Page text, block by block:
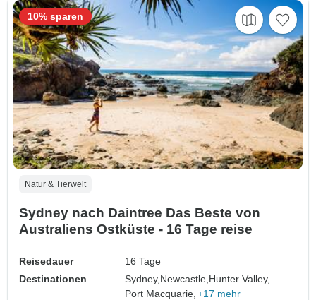
Natur & Tierwelt
Sydney nach Daintree Das Beste von
Australiens Ostküste - 16 Tage reise
Reisedauer
16 Tage
Destinationen
Sydney, Newcastle, Hunter Valley,
Port Macquarie, +17 mehr
10% sparen